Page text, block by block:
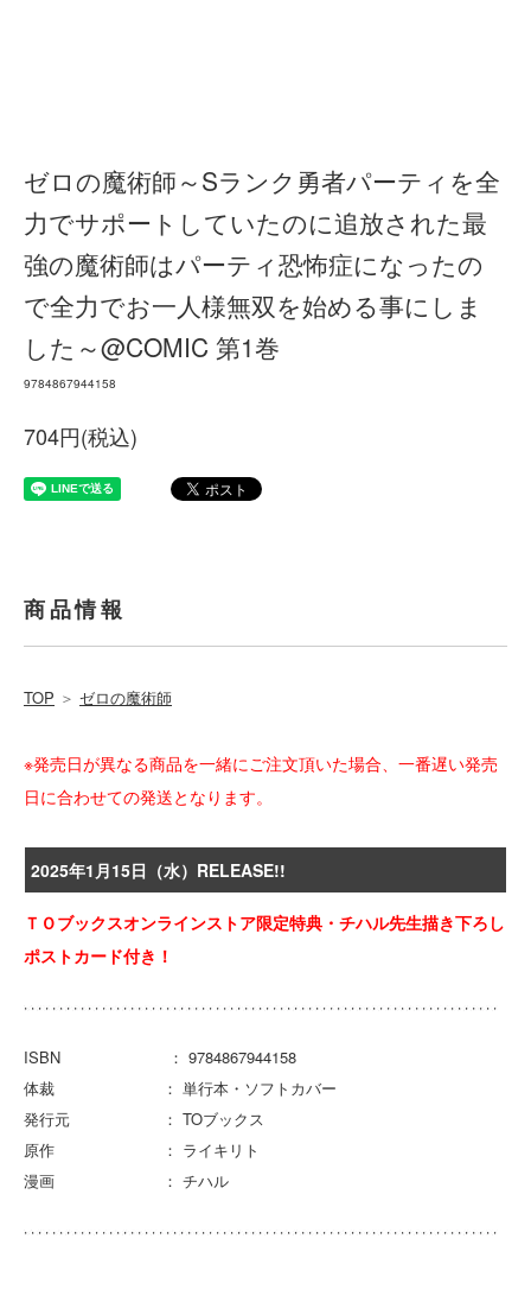
ゼロの魔術師～Sランク勇者パーティを全
力でサポートしていたのに追放された最
強の魔術師はパーティ恐怖症になったの
で全力でお一人様無双を始める事にしま
した～@COMIC 第1巻
9784867944158
704円(税込)
商品情報
TOP ＞ ゼロの魔術師
※発売日が異なる商品を一緒にご注文頂いた場合、一番遅い発売
日に合わせての発送となります。
2025年1月15日（水）RELEASE!!
ＴＯブックスオンラインストア限定特典・チハル先生描き下ろし
ポストカード付き！
ISBN ： 9784867944158
体裁 ： 単行本・ソフトカバー
発行元 ： TOブックス
原作 ： ライキリト
漫画 ： チハル